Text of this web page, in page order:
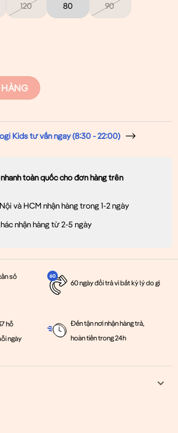
120 80 90
Kids tư vấn ngay (8:30 - 22:00)
toàn quốc cho đơn hàng trên
và HCM nhận hàng trong 1-2 ngày
nhận hàng từ 2-5 ngày
số
60 ngày đổi trả vì bất kỳ lý do gì
hỗ
ngày
Đến tận nơi nhận hàng trả,
hoàn tiền trong 24h